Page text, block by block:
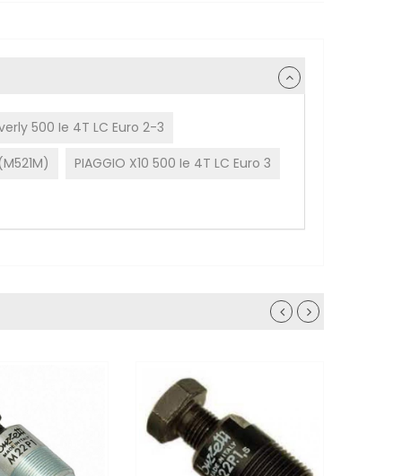
500 Ie 4T LC Euro 2-3
PIAGGIO X10 500 Ie 4T LC Euro 3